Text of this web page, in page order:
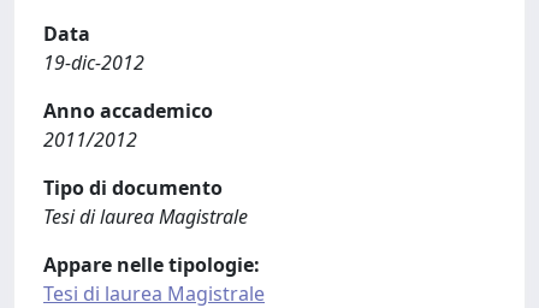
Data
19-dic-2012
Anno accademico
2011/2012
Tipo di documento
Tesi di laurea Magistrale
Appare nelle tipologie:
Tesi di laurea Magistrale